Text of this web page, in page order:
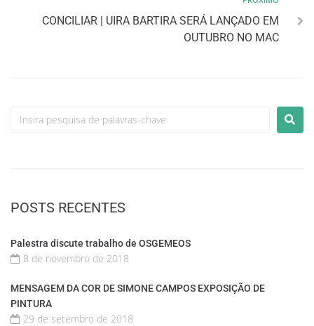
CONCILIAR | UIRA BARTIRA SERÁ LANÇADO EM
OUTUBRO NO MAC
POSTS RECENTES
Palestra discute trabalho de OSGEMEOS
8 de novembro de 2018
MENSAGEM DA COR DE SIMONE CAMPOS EXPOSIÇÃO DE
PINTURA
29 de setembro de 2018